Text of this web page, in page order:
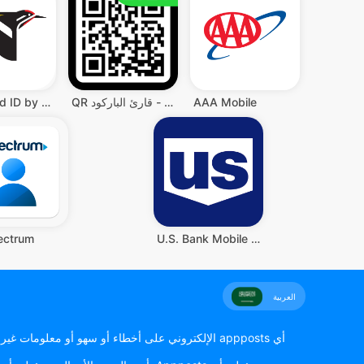
Merlin Bird ID by Cornell Lab QR قارئ رمز - قارئ الباركود QR AAA Mobile
U.S. Bank Mobile Banking
العربية